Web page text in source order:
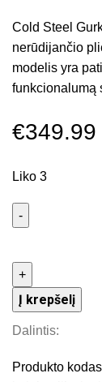
Cold Steel
nerūdijančio
modelis yra
funkcionalumą
€349.99
Liko 3
Į krepšelį
Dalintis:
Produkto